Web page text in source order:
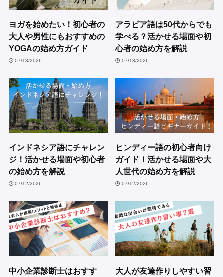
ヨガを始めたい！初心者の
大人や男性にもおすすめの
YOGAの始め方ガイド
07/13/2026
アラビア語は50代からでも
学べる？活かせる場面や初
心者の始め方を解説
07/13/2026
インドネシア語にチャレン
ジ！活かせる場面や初心者
の始め方を解説
07/12/2026
ヒンディー語の初心者向け
ガイド！活かせる場面や大
人世代の始め方を解説
07/12/2026
中小企業診断士はおすす
大人が友達作りしやすい習